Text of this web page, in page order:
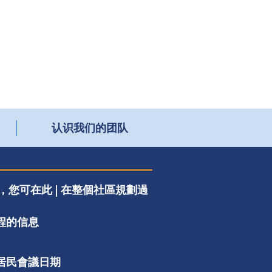
认识我们的团队
您可在此 | 在整個社區規劃過
的信息
民會議日期